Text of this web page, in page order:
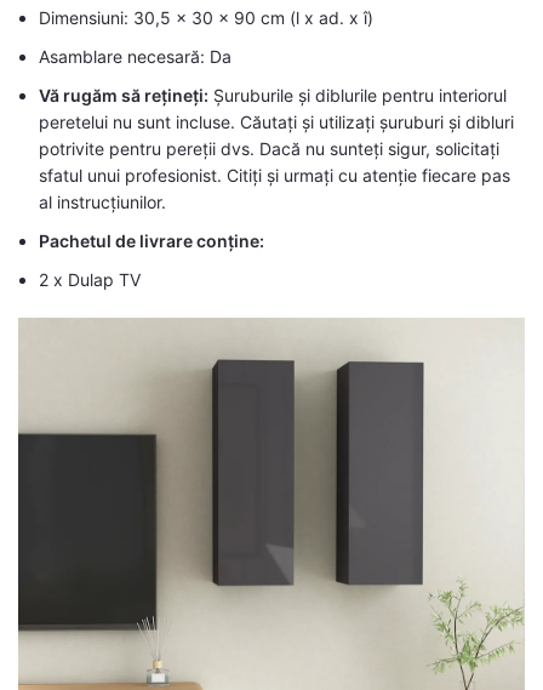
Dimensiuni: 30,5 x 30 x 90 cm (l x ad. x î)
Asamblare necesară: Da
Vă rugăm să rețineți: Șuruburile și diblurile pentru interiorul
peretelui nu sunt incluse. Căutați și utilizați șuruburi și dibluri
potrivite pentru pereții dvs. Dacă nu sunteți sigur, solicitați
sfatul unui profesionist. Citiți și urmați cu atenție fiecare pas
al instrucțiunilor.
Pachetul de livrare conține:
2 x Dulap TV